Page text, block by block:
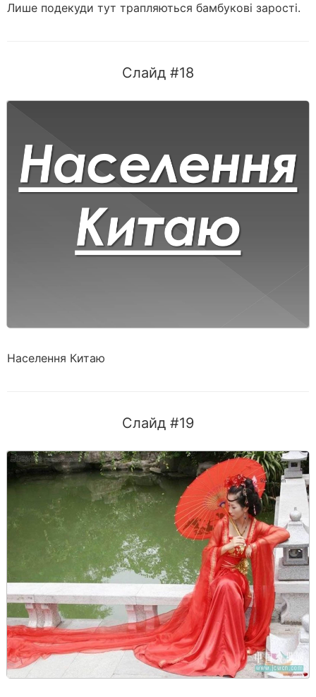
Лише подекуди тут трапляються бамбукові зарості.
Слайд #18
Населення Китаю
Слайд #19